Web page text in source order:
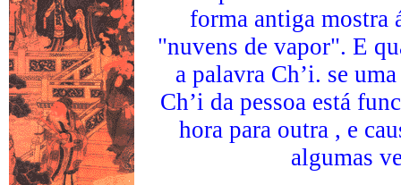
forma antiga mostra
"nuvens de vapor". E
a palavra Ch’i. se
Ch’i da pessoa está
hora para outra , e
algumas